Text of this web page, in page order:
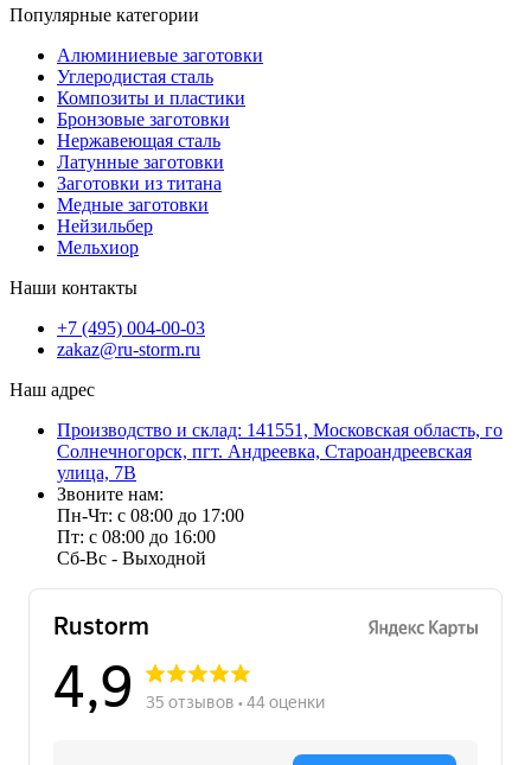
Популярные категории
Алюминиевые заготовки
Углеродистая сталь
Композиты и пластики
Бронзовые заготовки
Нержавеющая сталь
Латунные заготовки
Заготовки из титана
Медные заготовки
Нейзильбер
Мельхиор
Наши контакты
+7 (495) 004-00-03
zakaz@ru-storm.ru
Наш адрес
Производство и склад: 141551, Московская область, го
Солнечногорск, пгт. Андреевка, Староандреевская
улица, 7В
Звоните нам:
Пн-Чт: с 08:00 до 17:00
Пт: с 08:00 до 16:00
Сб-Вс - Выходной